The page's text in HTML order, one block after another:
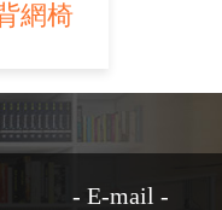
網椅
- E-mail -